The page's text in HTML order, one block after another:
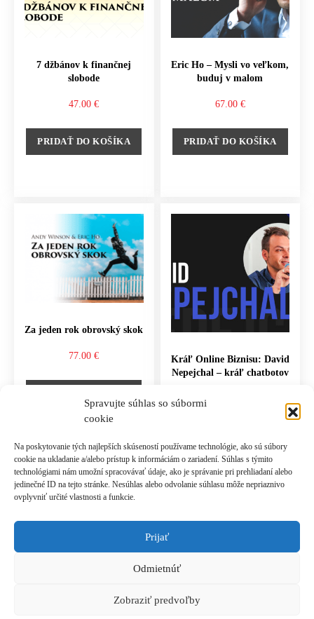
Spravujte súhlas so súbormi
cookie
Na poskytovanie tých najlepších skúseností používame technológie, ako sú súbory
cookie na ukladanie a/alebo prístup k informáciám o zariadení. Súhlas s týmito
technológiami nám umožní spracovávať údaje, ako je správanie pri prehliadaní alebo
jedinečné ID na tejto stránke. Nesúhlas alebo odvolanie súhlasu môže nepriaznivo
ovplyvniť určité vlastnosti a funkcie.
Prijať
Odmietnúť
Zobraziť predvoľby
7 džbánov k finančnej
slobode
47.00€
PRIDAŤ DO KOŠÍKA
Eric Ho – Mysli vo veľkom,
buduj v malom
67.00 €
PRIDAŤ DO KOŠÍKA
Za jeden rok obrovský skok
77.00€
Kráľ Online Biznisu: David
Nepejchal – kráľ chatbotov
© 2021 Akadémia Andyho Winsona, so sídlom Ľubochnianska 4, 831 04 Bratislava, IČO:
Všeobecné obchodné podmienky|Zásady spracúvania osobných údajov